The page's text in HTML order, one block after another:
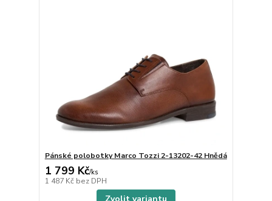
Pánské polobotky Marco Tozzi 2-13202-42 Hnědá
1 799 Kč/ks
1 487 Kč bez DPH
Zvolit variantu